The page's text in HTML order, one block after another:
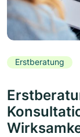
Erstberatung